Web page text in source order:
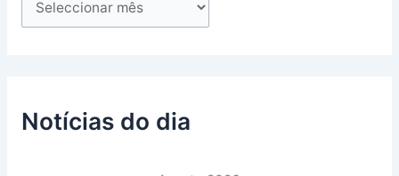
Notícias do dia